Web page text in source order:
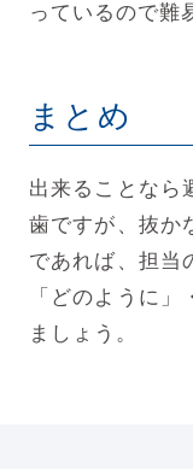
っているので難
まとめ
出来ることなら
歯ですが、抜か
であれば、担当
「どのように
ましょう。